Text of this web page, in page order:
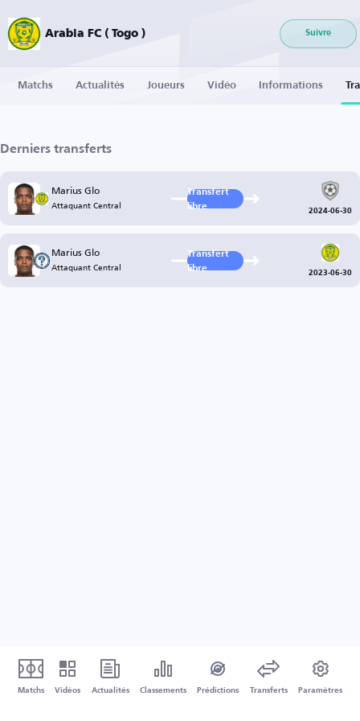
Arabia FC ( Togo ) Suivre
Matchs Actualités Joueurs Vidéo Informations
Derniers transferts
Marius Glo
Attaquant Central
Transfert
libre
2024-06-30
Marius Glo
Attaquant Central
Transfert
libre
2023-06-30
Matchs Vidéos Actualités Classements Prédictions Transferts Paramètres